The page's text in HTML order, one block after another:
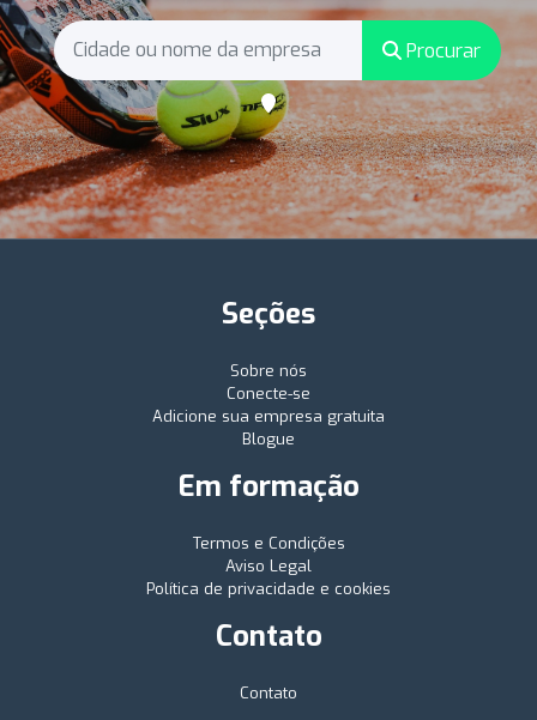
Procurar
Seções
Sobre nós
Conecte-se
Adicione sua empresa gratuita
Blogue
Em formação
Termos e Condições
Aviso Legal
Política de privacidade e cookies
Contato
Contato